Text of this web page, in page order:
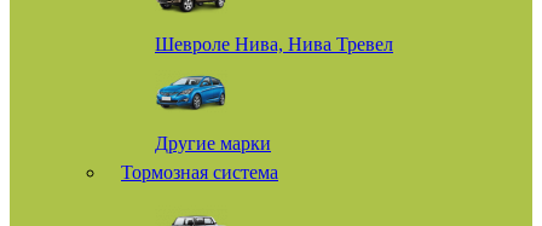
Шевроле Нива, Нива Тревел
Другие марки
Тормозная система